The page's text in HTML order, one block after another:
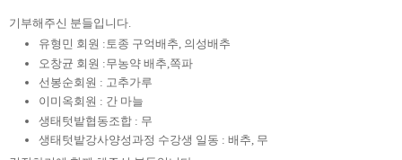
기부해주신 분들입니다.
유형민 회원 :토종 구억배추, 의성배추
오창균 회원 :무농약 배추,쪽파
선봉순회원 : 고추가루
이미옥회원 : 간 마늘
생태텃밭협동조합 : 무
생태텃밭강사양성과정 수강생 일동 : 배추, 무